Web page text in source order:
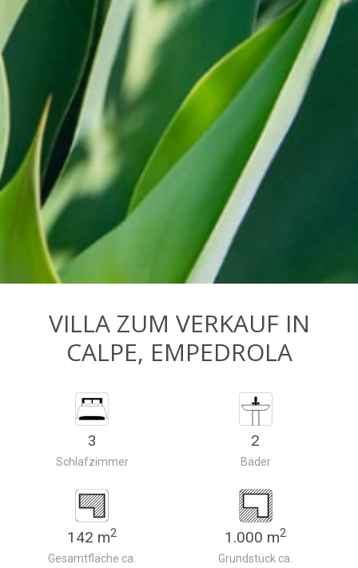
VILLA ZUM VERKAUF IN
CALPE, EMPEDROLA
3
Schlafzimmer
2
Bäder
142 m2
Gesamtfläche ca.
1.000 m2
Grundstück ca.